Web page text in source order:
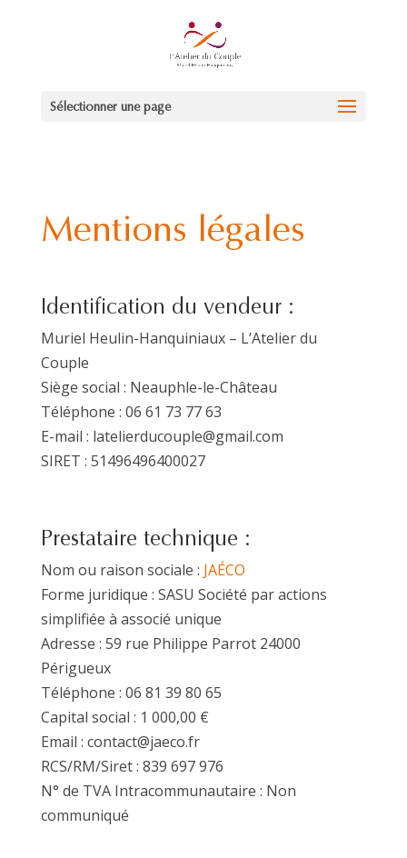
Sélectionner une page
Mentions légales
Identification du vendeur :
Muriel Heulin-Hanquiniaux – L’Atelier du
Couple
Siège social : Neauphle-le-Château
Téléphone : 06 61 73 77 63
E-mail : latelierducouple@gmail.com
SIRET : 51496496400027
Prestataire technique :
Nom ou raison sociale : JAÉCO
Forme juridique : SASU Société par actions
simplifiée à associé unique
Adresse : 59 rue Philippe Parrot 24000
Périgueux
Téléphone : 06 81 39 80 65
Capital social : 1 000,00 €
Email : contact@jaeco.fr
RCS/RM/Siret : 839 697 976
N° de TVA Intracommunautaire : Non
communiqué